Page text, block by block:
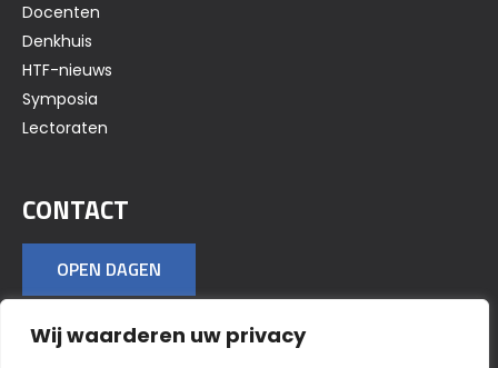
Wij waarderen uw privacy
Docenten
Denkhuis
HTF-nieuws
Symposia
Lectoraten
CONTACT
OPEN DAGEN
VOLG ONS OP SOCIAL MEDIA